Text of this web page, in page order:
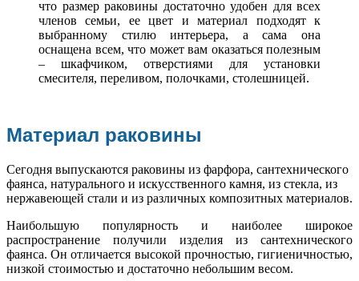
что размер раковины достаточно удобен для всех
членов семьи, ее цвет и материал подходят к
выбранному стилю интерьера, а сама она
оснащена всем, что может вам оказаться полезным
– шкафчиком, отверстиями для установки
смесителя, переливом, полочками, столешницей.
Материал раковины
Сегодня выпускаются раковины из фарфора, сантехнического
фаянса, натурального и искусственного камня, из стекла, из
нержавеющей стали и из различных композитных материалов.
Наибольшую популярность и наиболее широкое
распространение получили изделия из сантехнического
фаянса. Он отличается высокой прочностью, гигиеничностью,
низкой стоимостью и достаточно небольшим весом.